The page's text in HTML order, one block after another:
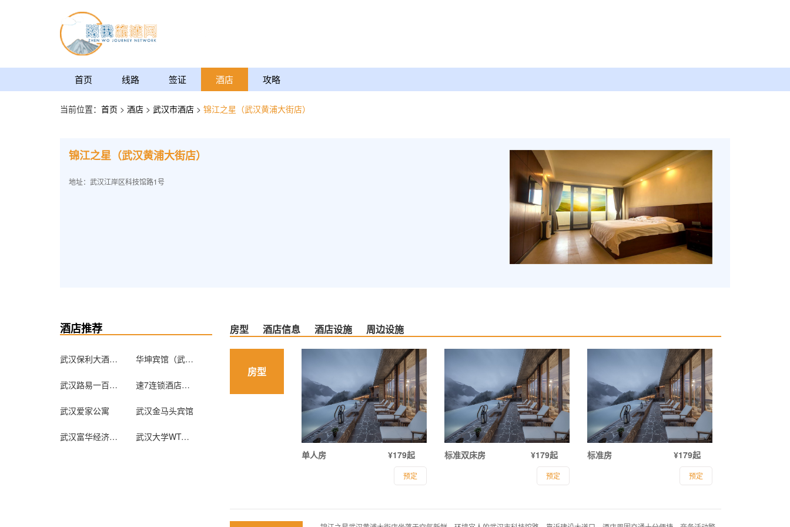
首页 线路 签证 酒店 攻略
当前位置： 首页 > 酒店 > 武汉市酒店 > 锦江之星（武汉黄浦大街店）
锦江之星（武汉黄浦大街店）
地址：武汉江岸区科技馆路1号
酒店推荐
武汉保利大酒店（原白玫瑰大酒店） 华坤宾馆（武汉竹叶山店）
武汉路易一百城市旅店 速7连锁酒店（钟家村归元寺店）（原汉阳火车站店）
武汉爱家公寓 武汉金马头宾馆
武汉富华经济宾馆 武汉大学WTO学院专家接待中心
房型 酒店信息 酒店设施 周边设施
房型
单人房 ¥179起
预定
标准双床房 ¥179起
预定
标准房 ¥179起
预定